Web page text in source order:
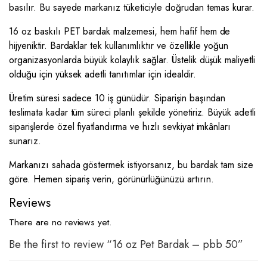
basılır. Bu sayede markanız tüketiciyle doğrudan temas kurar.
16 oz baskılı PET bardak malzemesi, hem hafif hem de
hijyeniktir. Bardaklar tek kullanımlıktır ve özellikle yoğun
organizasyonlarda büyük kolaylık sağlar. Üstelik düşük maliyetli
olduğu için yüksek adetli tanıtımlar için idealdir.
Üretim süresi sadece 10 iş günüdür. Siparişin başından
teslimata kadar tüm süreci planlı şekilde yönetiriz. Büyük adetli
siparişlerde özel fiyatlandırma ve hızlı sevkiyat imkânları
sunarız.
Markanızı sahada göstermek istiyorsanız, bu bardak tam size
göre. Hemen sipariş verin, görünürlüğünüzü artırın.
Reviews
There are no reviews yet.
Be the first to review “16 oz Pet Bardak – pbb 50”